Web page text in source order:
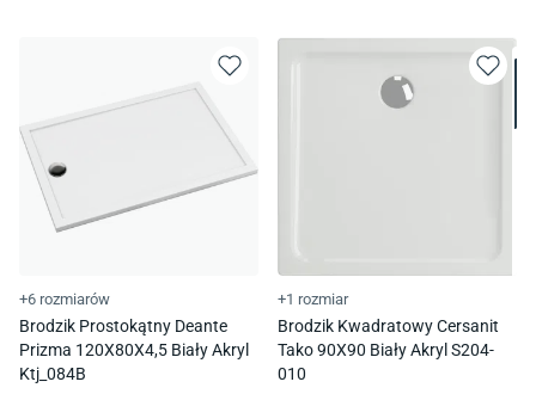
+6 rozmiarów
Brodzik Prostokątny Deante
Prizma 120X80X4,5 Biały Akryl
Ktj_084B
+1 rozmiar
Brodzik Kwadratowy Cersanit
Tako 90X90 Biały Akryl S204-
010